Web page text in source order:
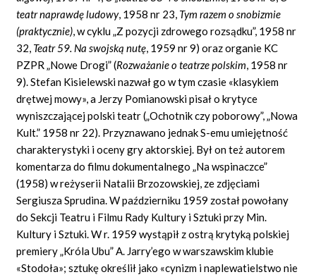
teatr naprawdę ludowy, 1958 nr 23, Tym razem o snobizmie
(praktycznie), w cyklu „Z pozycji zdrowego rozsądku”, 1958 nr
32, Teatr 59. Na swojską nutę, 1959 nr 9) oraz organie KC
PZPR „Nowe Drogi” (Rozważanie o teatrze polskim, 1958 nr
9). Stefan Kisielewski nazwał go w tym czasie «klasykiem
drętwej mowy», a Jerzy Pomianowski pisał o krytyce
wyniszczającej polski teatr („Ochotnik czy poborowy”, „Nowa
Kult.” 1958 nr 22). Przyznawano jednak S-emu umiejętność
charakterystyki i oceny gry aktorskiej. Był on też autorem
komentarza do filmu dokumentalnego „Na wspinaczce”
(1958) w reżyserii Natalii Brzozowskiej, ze zdjęciami
Sergiusza Sprudina. W październiku 1959 został powołany
do Sekcji Teatru i Filmu Rady Kultury i Sztuki przy Min.
Kultury i Sztuki. W r. 1959 wystąpił z ostrą krytyką polskiej
premiery „Króla Ubu” A. Jarry’ego w warszawskim klubie
«Stodoła»; sztukę określił jako «cynizm i naplewatielstwo nie